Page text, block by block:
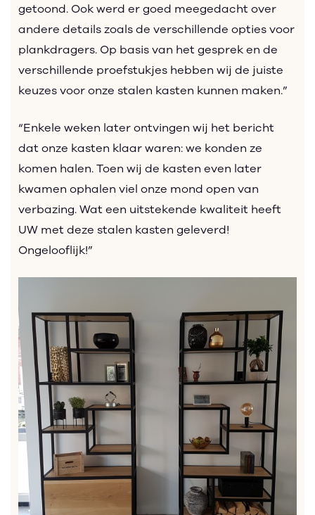
getoond. Ook werd er goed meegedacht over
andere details zoals de verschillende opties voor
plankdragers. Op basis van het gesprek en de
verschillende proefstukjes hebben wij de juiste
keuzes voor onze stalen kasten kunnen maken.”
“Enkele weken later ontvingen wij het bericht
dat onze kasten klaar waren: we konden ze
komen halen. Toen wij de kasten even later
kwamen ophalen viel onze mond open van
verbazing. Wat een uitstekende kwaliteit heeft
UW met deze stalen kasten geleverd!
Ongelooflijk!”